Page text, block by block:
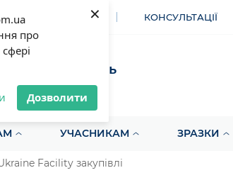
про
Дозволити
×
ІНСТРУМЕНТИ КОНСУЛЬТАЦІЇ
закупівель
УЧАСНИКАМ ЗРАЗКИ
Facility закупівлі